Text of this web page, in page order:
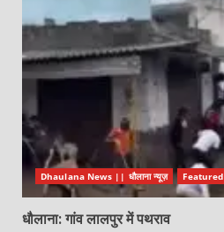
Dhaulana News || धौलाना न्यूज़ Featured
धौलाना: गांव लालपुर में पथराव